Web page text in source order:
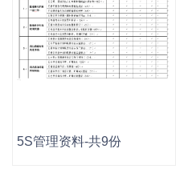
5S管理资料-共9份